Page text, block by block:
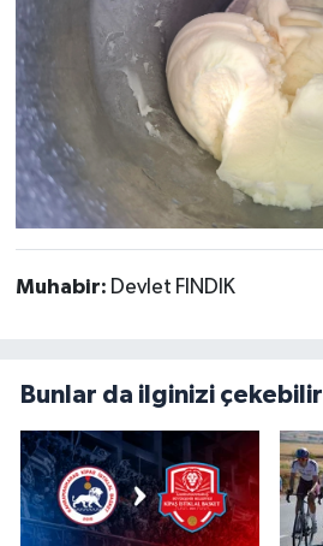
Muhabir: Devlet FINDIK
Bunlar da ilginizi çekebilir